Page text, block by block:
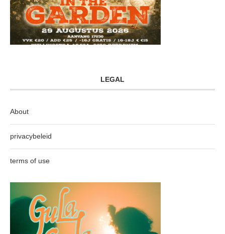
LEGAL
About
privacybeleid
terms of use